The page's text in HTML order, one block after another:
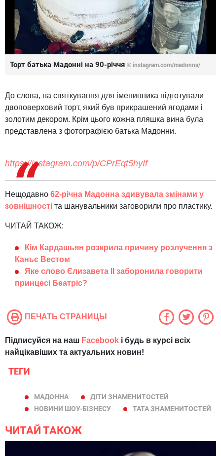
Торт батька Мадонні на 90-річчя © instagram.com/madonna/
До слова, на святкування для іменинника підготували
двоповерховий торт, який був прикрашений ягодами і
золотим декором. Крім цього кожна пляшка вина була
представлена ​​з фотографією батька Мадонни.
https://instagram.com/p/CPrEqt5hyIf
Нещодавно 62-річна Мадонна здивувала змінами у
зовнішності та шанувальники заговорили про пластику.
ЧИТАЙ ТАКОЖ:
Кім Кардашьян розкрила причину розлучення з
Каньє Вестом
Яке слово Єлизавета II заборонила говорити
принцесі Беатріс?
ПЕЧАТЬ СТРАНИЦЫ
Підписуйся на наш Facebook і будь в курсі всіх
найцікавіших та актуальних новин!
ТЕГИ
МАДОННА
ДІТИ ЗНАМЕНИТОСТЕЙ
НОВИНИ ШОУ-БІЗНЕСУ
ТАТА ЗНАМЕНИТОСТЕЙ
ЧИТАЙ ТАКОЖ